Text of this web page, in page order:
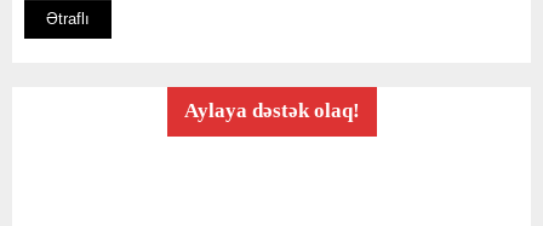
Ətraflı
Aylaya dəstək olaq!